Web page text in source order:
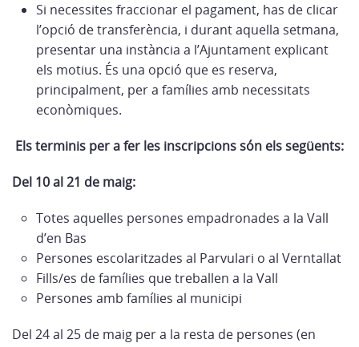
Si necessites fraccionar el pagament, has de clicar
l’opció de transferència, i durant aquella setmana,
presentar una instància a l’Ajuntament explicant
els motius. És una opció que es reserva,
principalment, per a famílies amb necessitats
econòmiques.
Els terminis per a fer les inscripcions són els següents:
Del 10 al 21 de maig:
Totes aquelles persones empadronades a la Vall
d’en Bas
Persones escolaritzades al Parvulari o al Verntallat
Fills/es de famílies que treballen a la Vall
Persones amb famílies al municipi
Del 24 al 25 de maig per a la resta de persones (en